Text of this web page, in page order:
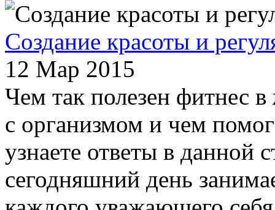
Создание красоты и
12 Мар 2015
Чем так полезен фитнес
с организмом и чем
узнаете ответы в данной
сегодняшний день